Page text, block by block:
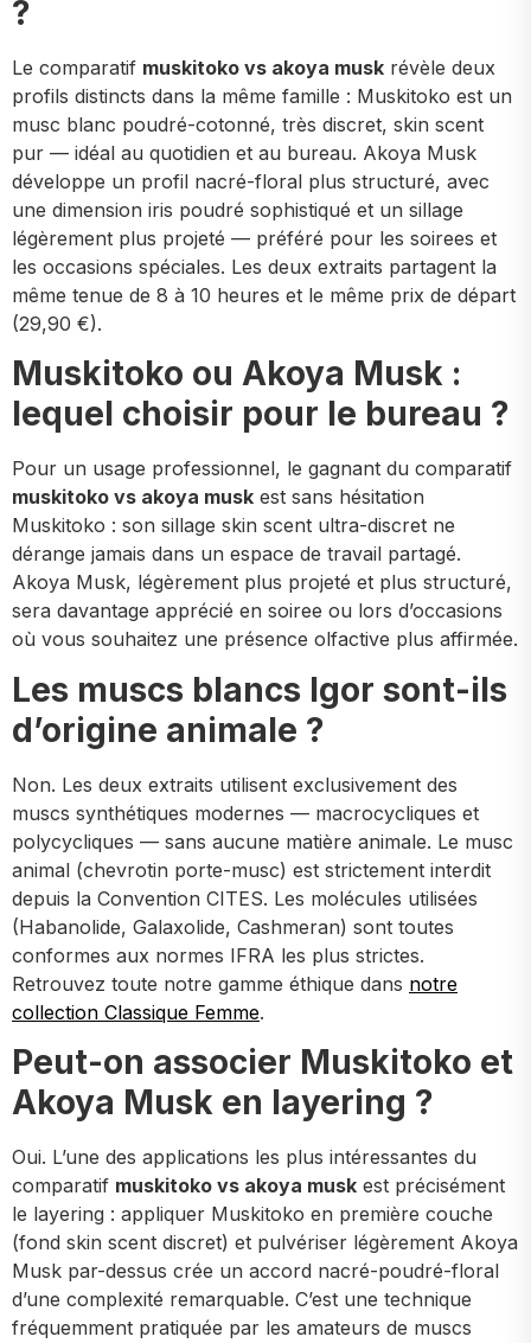
?
Le comparatif muskitoko vs akoya musk révèle deux
profils distincts dans la même famille : Muskitoko est un
musc blanc poudré-cotonné, très discret, skin scent
pur — idéal au quotidien et au bureau. Akoya Musk
développe un profil nacré-floral plus structuré, avec
une dimension iris poudré sophistiqué et un sillage
légèrement plus projeté — préféré pour les soirees et
les occasions spéciales. Les deux extraits partagent la
même tenue de 8 à 10 heures et le même prix de départ
(29,90 €).
Muskitoko ou Akoya Musk :
lequel choisir pour le bureau ?
Pour un usage professionnel, le gagnant du comparatif
muskitoko vs akoya musk est sans hésitation
Muskitoko : son sillage skin scent ultra-discret ne
dérange jamais dans un espace de travail partagé.
Akoya Musk, légèrement plus projeté et plus structuré,
sera davantage apprécié en soiree ou lors d’occasions
où vous souhaitez une présence olfactive plus affirmée.
Les muscs blancs Igor sont-ils
d’origine animale ?
Non. Les deux extraits utilisent exclusivement des
muscs synthétiques modernes — macrocycliques et
polycycliques — sans aucune matière animale. Le musc
animal (chevrotin porte-musc) est strictement interdit
depuis la Convention CITES. Les molécules utilisées
(Habanolide, Galaxolide, Cashmeran) sont toutes
conformes aux normes IFRA les plus strictes.
Retrouvez toute notre gamme éthique dans notre
collection Classique Femme.
Peut-on associer Muskitoko et
Akoya Musk en layering ?
Oui. L’une des applications les plus intéressantes du
comparatif muskitoko vs akoya musk est précisément
le layering : appliquer Muskitoko en première couche
(fond skin scent discret) et pulvériser légèrement Akoya
Musk par-dessus crée un accord nacré-poudré-floral
d’une complexité remarquable. C’est une technique
fréquemment pratiquée par les amateurs de muscs